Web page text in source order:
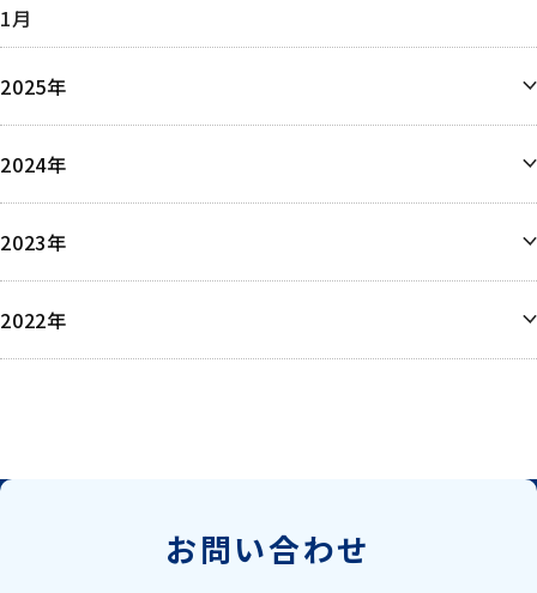
1月
2025年
11月
10月
9月
8月
6月
1月
2024年
9月
8月
6月
5月
2023年
5月
4月
2022年
お問い合わせ